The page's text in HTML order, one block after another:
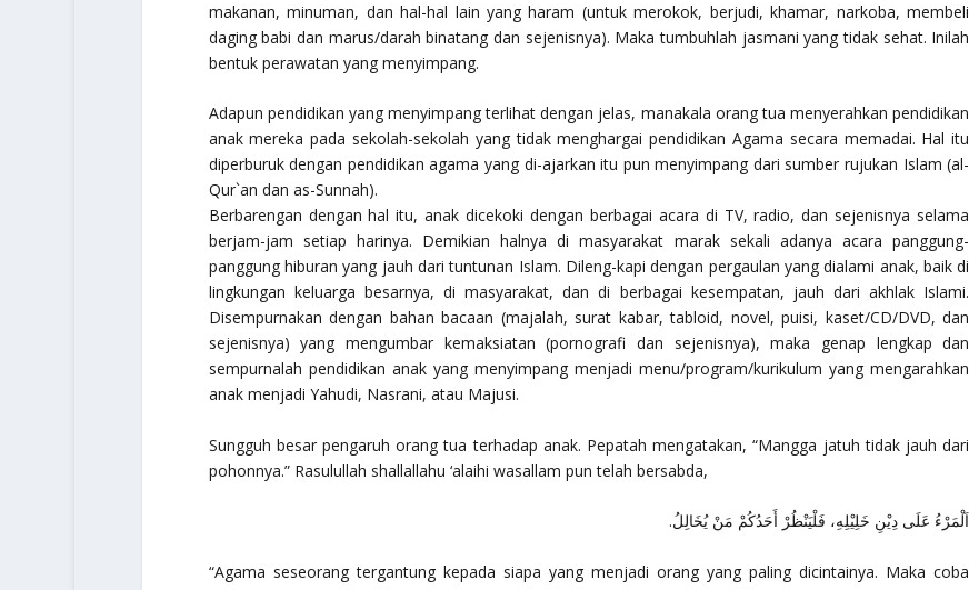
makanan, minuman, dan hal-hal lain yang haram (untuk merokok, berjudi, khamar, narkoba, membeli
daging babi dan marus/darah binatang dan sejenisnya). Maka tumbuhlah jasmani yang tidak sehat. Inilah
bentuk perawatan yang menyimpang.
Adapun pendidikan yang menyimpang terlihat dengan jelas, manakala orang tua menyerahkan pendidikan
anak mereka pada sekolah-sekolah yang tidak menghargai pendidikan Agama secara memadai. Hal itu
diperburuk dengan pendidikan agama yang di-ajarkan itu pun menyimpang dari sumber rujukan Islam (al-
Qur`an dan as-Sunnah).
Berbarengan dengan hal itu, anak dicekoki dengan berbagai acara di TV, radio, dan sejenisnya selama
berjam-jam setiap harinya. Demikian halnya di masyarakat marak sekali adanya acara panggung-
panggung hiburan yang jauh dari tuntunan Islam. Dileng-kapi dengan pergaulan yang dialami anak, baik di
lingkungan keluarga besarnya, di masyarakat, dan di berbagai kesempatan, jauh dari akhlak Islami.
Disempurnakan dengan bahan bacaan (majalah, surat kabar, tabloid, novel, puisi, kaset/CD/DVD, dan
sejenisnya) yang mengumbar kemaksiatan (pornografi dan sejenisnya), maka genap lengkap dan
sempurnalah pendidikan anak yang menyimpang menjadi menu/program/kurikulum yang mengarahkan
anak menjadi Yahudi, Nasrani, atau Majusi.
Sungguh besar pengaruh orang tua terhadap anak. Pepatah mengatakan, “Mangga jatuh tidak jauh dari
pohonnya.” Rasulullah shallallahu ‘alaihi wasallam pun telah bersabda,
اَلْمَرْءُ عَلَى دِيْنِ خَلِيْلِهِ، فَلْيَنْظُرْ أَحَدُكُمْ مَنْ يُخَالِلُ.
“Agama seseorang tergantung kepada siapa yang menjadi orang yang paling dicintainya. Maka coba